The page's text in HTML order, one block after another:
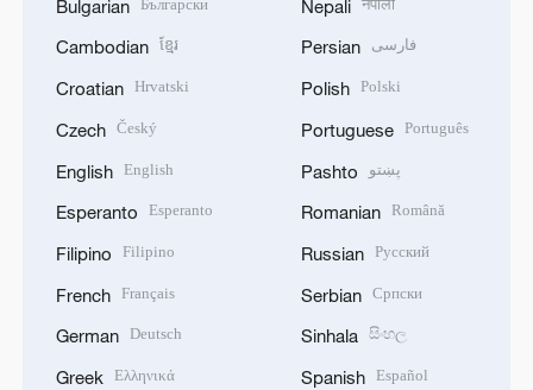
Bulgarian
Cambodian ខ្មែរ
Croatian Hrvatski
Czech Český
English English
Esperanto Esperanto
Filipino Filipino
French Français
German Deutsch
Greek Ελληνικά
Nepali
Persian فارسی
Polish Polski
Portuguese Português
Pashto پښتو
Romanian Română
Russian Русский
Serbian Српски
Sinhala සිංහල
Spanish Español